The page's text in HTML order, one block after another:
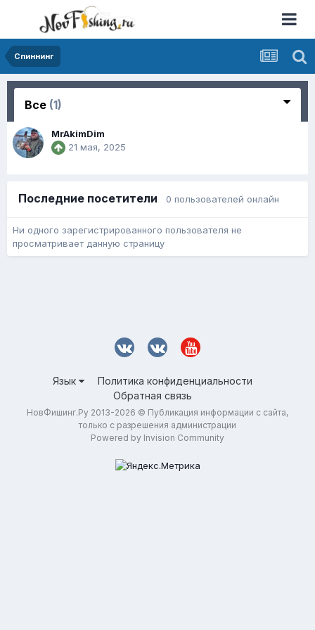
Спиннинг
Все (1)
MrAkimDim
21 мая, 2025
Последние посетители 0 пользователей онлайн
Ни одного зарегистрированного пользователя не
просматривает данную страницу
Язык
Политика конфиденциальности
Обратная связь
НовФишинг.Ру 2013-2026 © Публикация информации с сайта,
только с разрешения администрации
Powered by Invision Community